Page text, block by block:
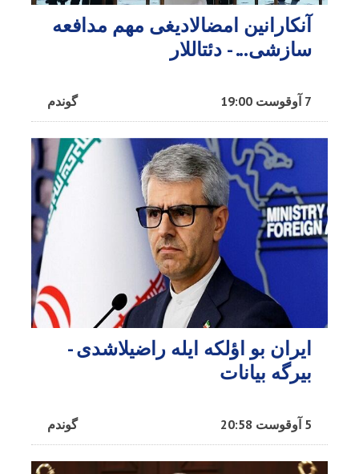
آنکارانین امضالادیغی مهم مدافعه
سازشی... - دئتاللار
گوندم 7 آوقوست 19:00
ایران بو اؤلکه ایله راضیلاشدی -
بیرگه بیانات
گوندم 5 آوقوست 20:58